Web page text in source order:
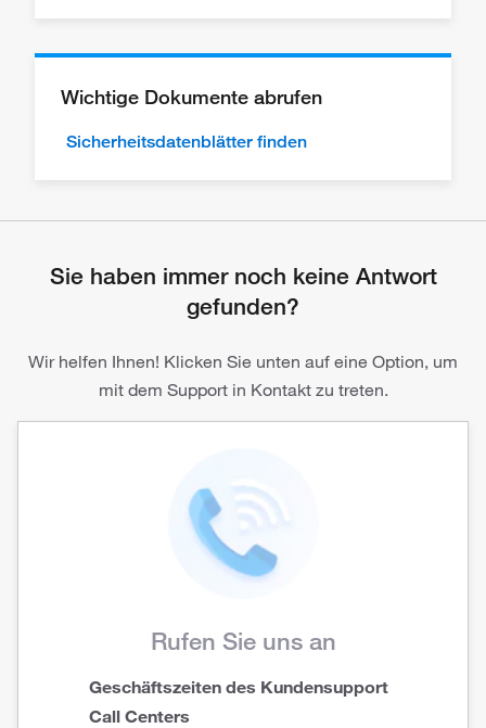
Wichtige Dokumente abrufen
Sicherheitsdatenblätter finden
Sie haben immer noch keine Antwort
gefunden?
Wir helfen Ihnen! Klicken Sie unten auf eine Option, um
mit dem Support in Kontakt zu treten.
Rufen Sie uns an
Geschäftszeiten des Kundensupport
Call Centers